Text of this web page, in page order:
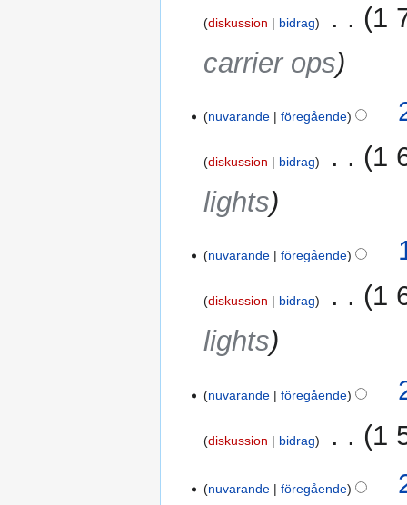
diskussion bidrag
1
carrier ops
nuvarande föregående
diskussion bidrag
1
lights
februarinuvarande föregående
diskussion bidrag
1
lights
september
nuvarande föregående
diskussion bidrag 1
nuvarande föregående